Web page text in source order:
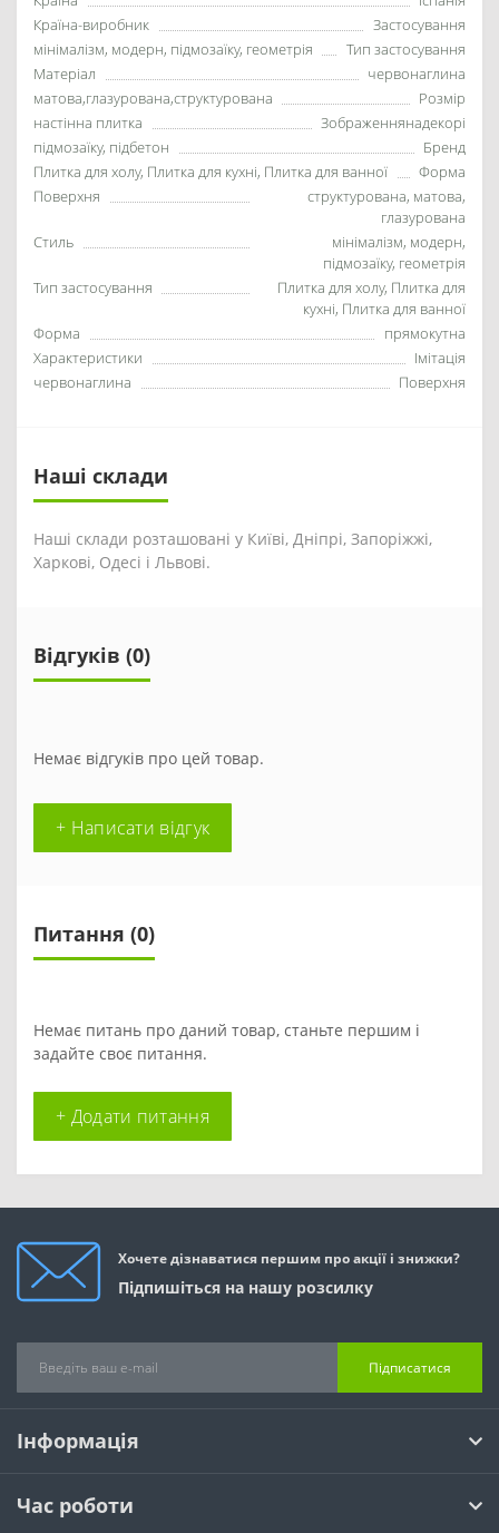
Країна-виробник
Застосування
мінімалізм, модерн, підмозаїку, геометрія
Тип застосування
Матеріал
червонаглина
матова,глазурована,структурована
Розмір
настінна плитка
Зображеннянадекорі
підмозаїку, підбетон
Бренд
Плитка для холу, Плитка для кухні, Плитка для ванної
Форма
Поверхня
структурована, матова,
глазурована
Стиль
мінімалізм, модерн,
підмозаїку, геометрія
Тип застосування
Плитка для холу, Плитка для
кухні, Плитка для ванної
Форма
прямокутна
Характеристики
Імітація
червонаглина
Поверхня
Наші склади
Наші склади розташовані у Київі, Дніпрі, Запоріжжі,
Харкові, Одесі і Львові.
Відгуків (0)
Немає відгуків про цей товар.
+ Написати відгук
Питання (0)
Немає питань про даний товар, станьте першим і
задайте своє питання.
+ Додати питання
Хочете дізнаватися першим про акції і знижки?
Підпишіться на нашу розсилку
Підписатися
Інформація
Час роботи